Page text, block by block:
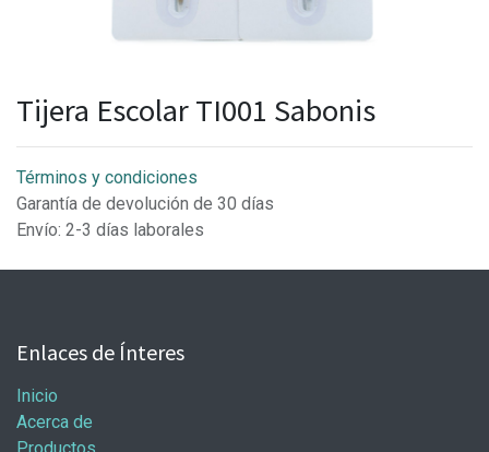
Tijera Escolar TI001 Sabonis
Términos y condiciones
Garantía de devolución de 30 días
Envío: 2-3 días laborales
Enlaces de Ínteres
Inicio
Acerca de